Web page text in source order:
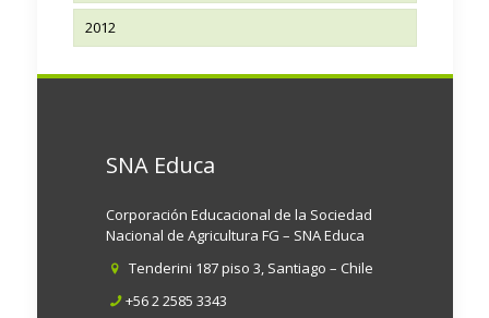
2012
SNA Educa
Corporación Educacional de la Sociedad
Nacional de Agricultura FG – SNA Educa
Tenderini 187 piso 3, Santiago – Chile
+56 2 2585 3343